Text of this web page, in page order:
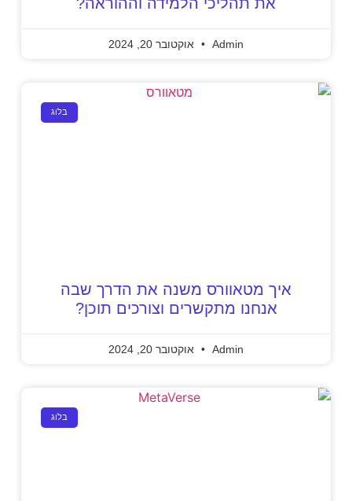
Admin אוקטובר 20, 2024
בלוג
איך מטאוורס משנה את הדרך שבה
אנחנו מתקשרים וצורכים תוכן?
Admin אוקטובר 20, 2024
בלוג